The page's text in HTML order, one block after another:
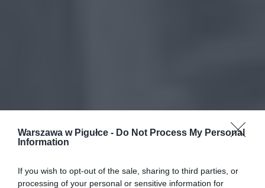
Warszawa w Pigułce - Do Not Process My Personal
Information
If you wish to opt-out of the sale, sharing to third parties, or
processing of your personal or sensitive information for